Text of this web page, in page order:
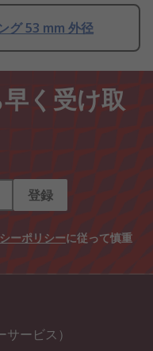
グ 53 mm 外径
く受け取
登録
ーポリシーに従って慎重
ービス）